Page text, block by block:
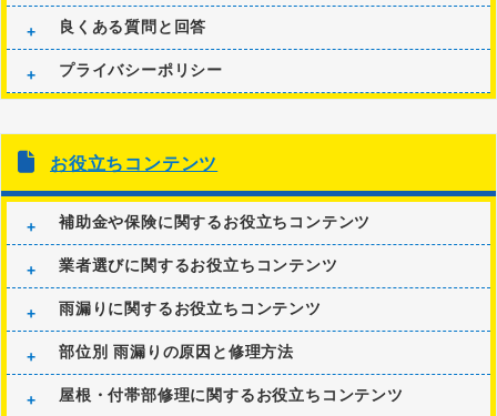
良くある質問と回答
プライバシーポリシー
お役立ちコンテンツ
補助金や保険に関するお役立ちコンテンツ
業者選びに関するお役立ちコンテンツ
雨漏りに関するお役立ちコンテンツ
部位別 雨漏りの原因と修理方法
屋根・付帯部修理に関するお役立ちコンテンツ